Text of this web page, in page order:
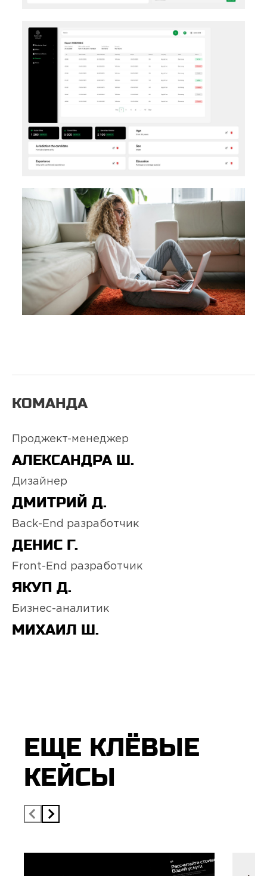
КОМАНДА
Проджект-менеджер
АЛЕКСАНДРА Ш.
Дизайнер
ДМИТРИЙ Д.
Back-End разработчик
ДЕНИС Г.
Front-End разработчик
ЯКУП Д.
Бизнес-аналитик
МИХАИЛ Ш.
ЕЩЕ КЛЁВЫЕ
КЕЙСЫ